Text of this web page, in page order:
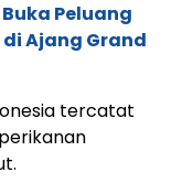
Peluang
Ajang Grand
tercatat